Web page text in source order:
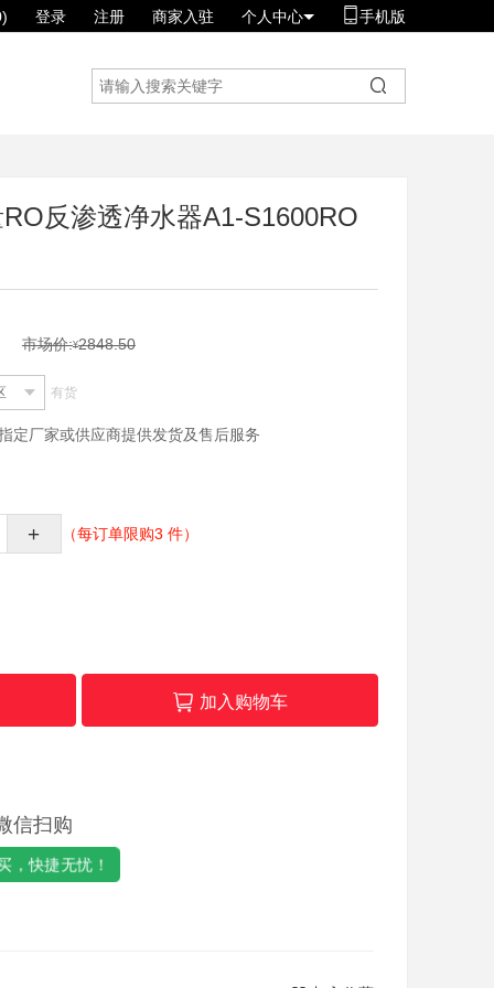
登录 注册 商家入驻 个人中心 手机版
反渗透净水器A1-S1600RO
市场价:¥2848.50
有货
定厂家或供应商提供发货及售后服务
+ （每订单限购3 件）
加入购物车
信扫购
，快捷无忧！